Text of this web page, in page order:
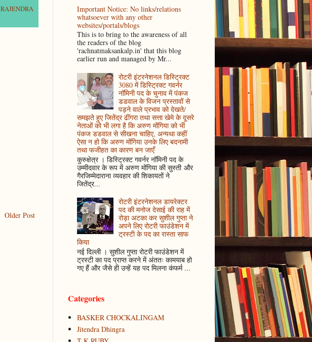
RAJENDRA
Older Post
Important Notice: No links/relations
whatsoever with any other
websites/portals/blogs
This is to bring to the awareness of all
the readers of the blog
'rachnatmaksankalp.in' that this blog
earlier run and managed by Mr...
रोटरी इंटरनेशनल डिस्ट्रिक्ट
3080 में डिस्ट्रिक्ट गवर्नर
नॉमिनी पद के चुनाव में पंकज
डडवाल के विजन प्रस्तावों से
पड़ने वाले प्रभाव को देखते/
समझते हुए जितेंद्र ढींगरा तथा सत्ता खेमे के दूसरे
नेताओं को भी लगा है कि अरुण मोंगिया को भी
पंकज डडवाल से सीखना चाहिए, अन्यथा कहीं
ऐसा न हो कि अरुण मोंगिया उनके लिए बदनामी
तथा फजीहत का कारण बन जाएँ
कुरुक्षेत्र । डिस्ट्रिक्ट गवर्नर नॉमिनी पद के
उम्मीदवार के रूप में अरुण मोंगिया की सुस्ती और
गैरजिम्मेदाराना व्यवहार की शिकायतों ने
जितेंद्र...
रोटरी इंटरनेशनल डायरेक्टर
पद की मनोज देसाई की राह में
रोड़ा अटका कर सुशील गुप्ता ने
अपने लिए रोटरी फाउंडेशन में
ट्रस्टी के पद का रास्ता साफ
किया
नई दिल्ली । सुशील गुप्ता रोटरी फाउंडेशन में
ट्रस्टी का पद प्राप्त करने में अंततः कामयाब हो
गए हैं और जैसे ही उन्हें यह पद मिलना कंफर्म ...
Categories
BASKER CHOCKALINGAM
Jitendra Dhingra